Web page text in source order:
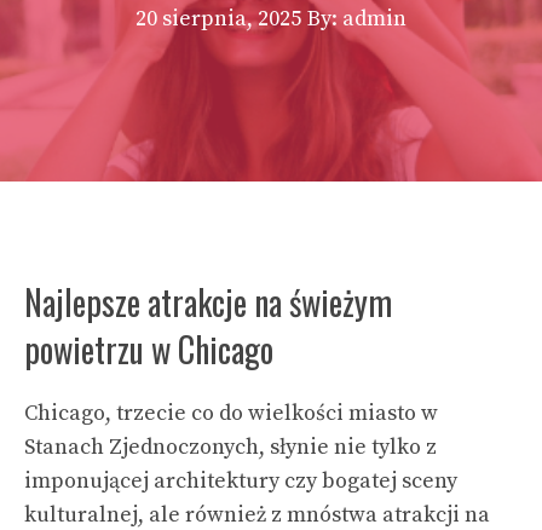
20 sierpnia, 2025 By: admin
Najlepsze atrakcje na świeżym
powietrzu w Chicago
Chicago, trzecie co do wielkości miasto w
Stanach Zjednoczonych, słynie nie tylko z
imponującej architektury czy bogatej sceny
kulturalnej, ale również z mnóstwa atrakcji na